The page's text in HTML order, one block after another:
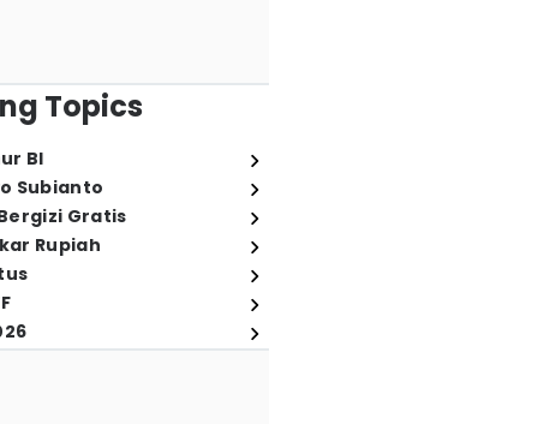
Topics
BI
Subianto
Gratis
Rupiah